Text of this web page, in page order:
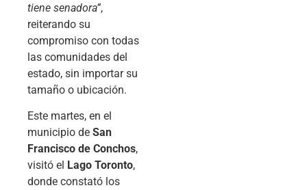
tiene senadora”,
reiterando su
compromiso con todas
las comunidades del
estado, sin importar su
tamaño o ubicación.
Este martes, en el
municipio de San
Francisco de Conchos,
visitó el Lago Toronto,
donde constató los